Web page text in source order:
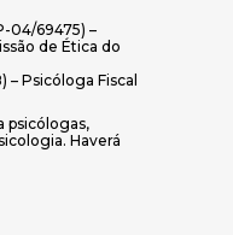
04/69475) –
de Ética do
– Psicóloga Fiscal
psicólogas,
Haverá